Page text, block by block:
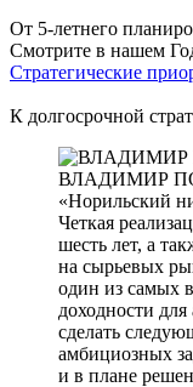
От 5-летнего
Смотрите в нашем
Стратегические
К долгосрочной
ВЛАДИМИР
«Норильский
Четкая
шесть лет, а
на сырьевых
один из самых
доходности
сделать
амбициозных
и в плане